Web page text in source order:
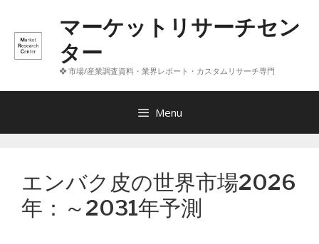
へ
マーケットリサーチセン
ター
❖ 市場/産業調査資料・業界レポート・カスタムリサーチ専門
Menu
エンバク皮の世界市場2026
年：～2031年予測